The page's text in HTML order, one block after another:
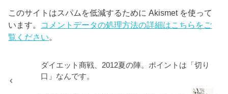
このサイトはスパムを低減するために Akismet を使って
います。 コメントデータの処理方法の詳細はこちらをご
覧ください。
ダイエット商戦、2012夏の陣。ポイントは「切り
口」なんです。